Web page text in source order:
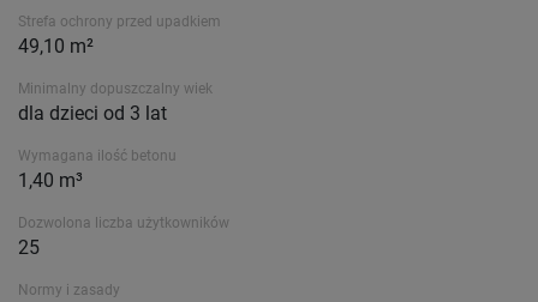
Strefa ochrony przed upadkiem
49,10 m²
Minimalny dopuszczalny wiek
dla dzieci od 3 lat
Wymagana ilość betonu
1,40 m³
Dozwolona liczba użytkowników
25
Normy i zasady